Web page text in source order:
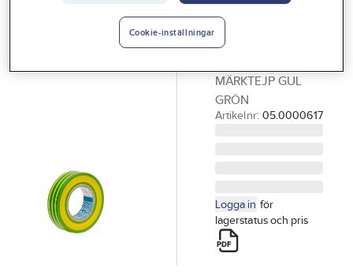
Märktejp,
plasttejp,
MÄRKTEJP GUL
GRÖN
Artikelnr: 05.0000617
Logga in för
lagerstatus och pris
Cookie-inställningar